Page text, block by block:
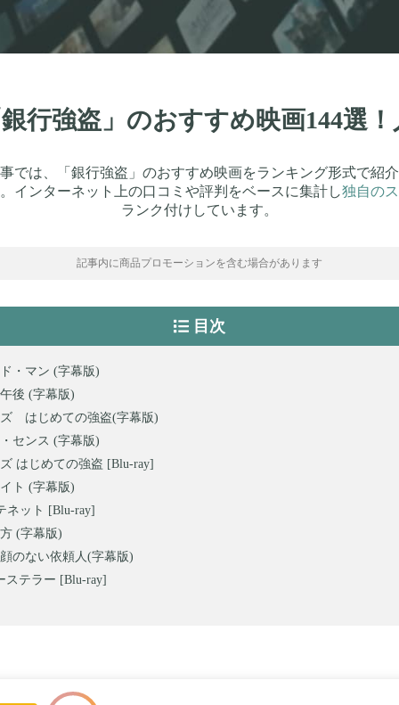
行強盗」のおすすめ映画144選
では、「銀行強盗」のおすすめ映画をランキング形式で紹
インターネット上の口コミや評判をベースに集計し独自の
ランク付けしています。
記事内に商品プロモーションを含む場合があります
目次
・マン (字幕版)
後 (字幕版)
はじめての強盗(字幕版)
センス (字幕版)
はじめての強盗 [Blu-ray]
ト (字幕版)
ネット [Blu-ray]
(字幕版)
のない依頼人(字幕版)
ステラー [Blu-ray]